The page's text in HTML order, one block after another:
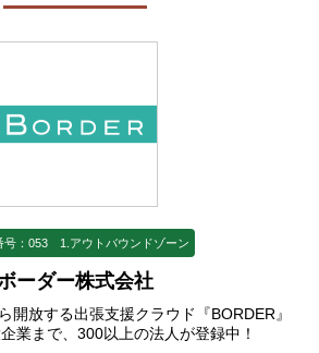
号：053 1.アウトバウンドゾーン
ーダー株式会社
開放する出張支援クラウド『BORDER』
業まで、300以上の法人が登録中！